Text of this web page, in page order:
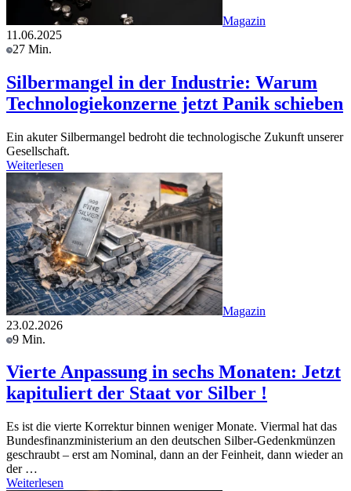
Magazin
11.06.2025
27 Min.
Silbermangel in der Industrie: Warum
Technologiekonzerne jetzt Panik schieben
Ein akuter Silbermangel bedroht die technologische Zukunft unserer
Gesellschaft.
Weiterlesen
Magazin
23.02.2026
9 Min.
Vierte Anpassung in sechs Monaten: Jetzt
kapituliert der Staat vor Silber !
Es ist die vierte Korrektur binnen weniger Monate. Viermal hat das
Bundesfinanzministerium an den deutschen Silber-Gedenkmünzen
geschraubt – erst am Nominal, dann an der Feinheit, dann wieder an
der …
Weiterlesen